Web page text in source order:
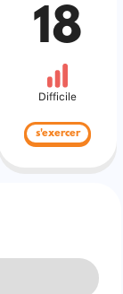
18
Difficile
s'exercer